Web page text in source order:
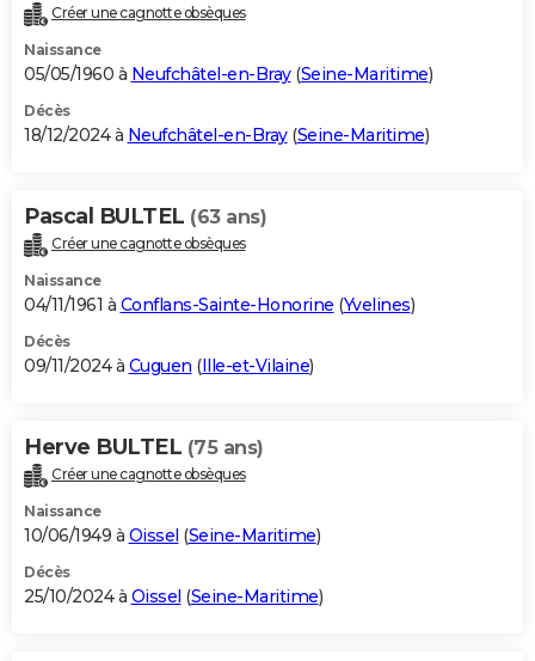
Créer une cagnotte obsèques
Naissance
05/05/1960 à Neufchâtel-en-Bray(Seine-Maritime)
Décès
18/12/2024 à Neufchâtel-en-Bray(Seine-Maritime)
Pascal BULTEL (63 ans)
Créer une cagnotte obsèques
Naissance
04/11/1961 à Conflans-Sainte-Honorine (Yvelines)
Décès
09/11/2024 à Cuguen (Ille-et-Vilaine)
Herve BULTEL (75 ans)
Créer une cagnotte obsèques
Naissance
10/06/1949 à Oissel (Seine-Maritime)
Décès
25/10/2024 à Oissel (Seine-Maritime)